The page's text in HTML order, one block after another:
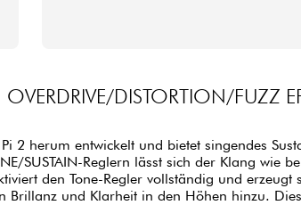
OVERDRIVE/DISTORTION/FUZZ
2 herum entwickelt und bietet singendes
SUSTAIN-Reglern lässt sich der Klang wie
den Tone-Regler vollständig und
Brillanz und Klarheit in den Höhen hinzu.